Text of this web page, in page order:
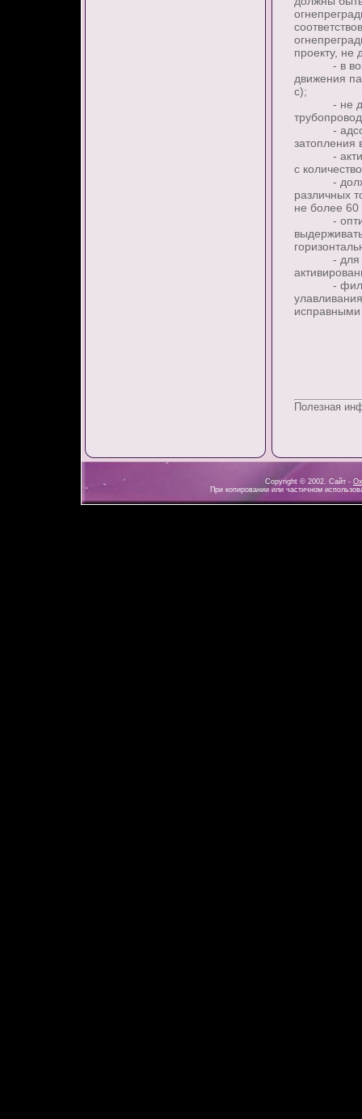
проекту, не
- в
движения
с);
- не
-
затопления
-
с
- должен
различных
не более 60
-
- для
- фильтры
исправными
Полезная
Copyright © 2002. Сайт -
При копировании или частичном